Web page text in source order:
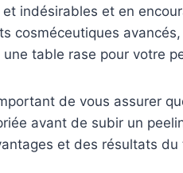
indésirables et en
cosméceutiques
table rase pour votre
de vous assurer
avant de subir un
et des résultats du